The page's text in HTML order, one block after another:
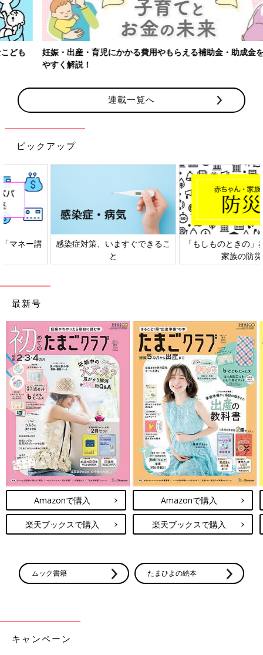
妊娠・出産・育児にかかる費用やもらえる補助金・助成金をわかり
やすく解説！
連載一覧へ
ピックアップ
感染症対策、いますぐできるこ
「もしものときの」赤ちゃん・
最新号
Amazonで購入
楽天ブックスで購入
Amazonで購入
楽天ブックスで購入
ムック書籍 たまひよの絵本
キャンペーン